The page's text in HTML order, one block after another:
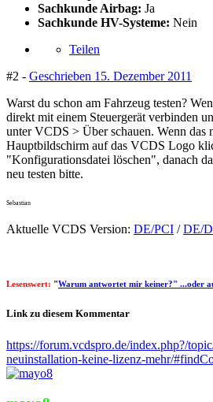
Sachkunde Airbag: Ja
Sachkunde HV-Systeme: Nein
Teilen
#2 - Geschrieben 15. Dezember 2011
Warst du schon am Fahrzeug testen?
direkt mit einem Steuergerät verbinden
unter VCDS > Über schauen. Wenn
Hauptbildschirm auf das VCDS Logo
"Konfigurationsdatei löschen", danach
neu testen bitte.
Sebastian
Aktuelle VCDS Version: DE/PCI /DE/
Lesenswert: "Warum antwortet mir keiner?" ...oder
Link zu diesem Kommentar
https://forum.vcdspro.de/index.php?/
neuinstallation-keine-lizenz-mehr/